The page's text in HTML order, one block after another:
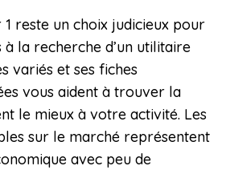
reste un choix judicieux pour
la recherche d’un utilitaire
variés et ses fiches
vous aident à trouver la
le mieux à votre activité. Les
sur le marché représentent
avec peu de